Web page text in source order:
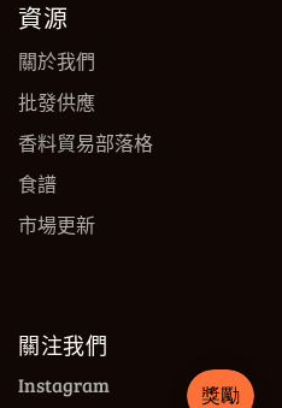
資源
關於我們
批發供應
香料貿易部落格
食譜
市場更新
關注我們
Instagram